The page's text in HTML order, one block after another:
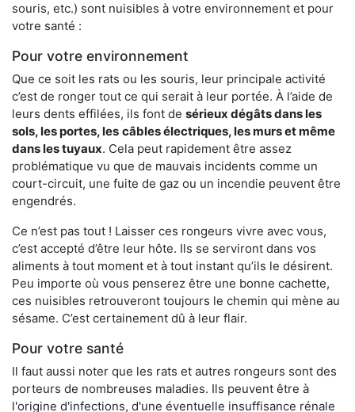
souris, etc.) sont nuisibles à votre environnement et pour
votre santé :
Pour votre environnement
Que ce soit les rats ou les souris, leur principale activité
c’est de ronger tout ce qui serait à leur portée. À l’aide de
leurs dents effilées, ils font de sérieux dégâts dans les
sols, les portes, les câbles électriques, les murs et même
dans les tuyaux. Cela peut rapidement être assez
problématique vu que de mauvais incidents comme un
court-circuit, une fuite de gaz ou un incendie peuvent être
engendrés.
Ce n’est pas tout ! Laisser ces rongeurs vivre avec vous,
c’est accepté d’être leur hôte. Ils se serviront dans vos
aliments à tout moment et à tout instant qu’ils le désirent.
Peu importe où vous penserez être une bonne cachette,
ces nuisibles retrouveront toujours le chemin qui mène au
sésame. C’est certainement dû à leur flair.
Pour votre santé
Il faut aussi noter que les rats et autres rongeurs sont des
porteurs de nombreuses maladies. Ils peuvent être à
l'origine d'infections, d'une éventuelle insuffisance rénale